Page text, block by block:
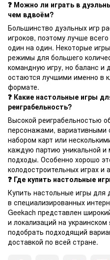
❓ Можно ли играть в
чем вдвоём?
Большинство дуэльных игр
игроков, поэтому лучше
один на один. Некоторые
режимы для большего
командную игру, но баланс и
остаются лучшими именно в
формате.
❓ Какие настольные игры
реиграбельность?
Высокой реиграбельностью
персонажами, вариативными
набором карт или
каждую партию уникальной и
подходы. Особенно хорошо
колодостроительных играх и
❓ Где купить настольные
Купить настольные игры для
в специализированных
Geekach представлен
и локализаций на
подобрать подходящий
доставкой по всей стране.